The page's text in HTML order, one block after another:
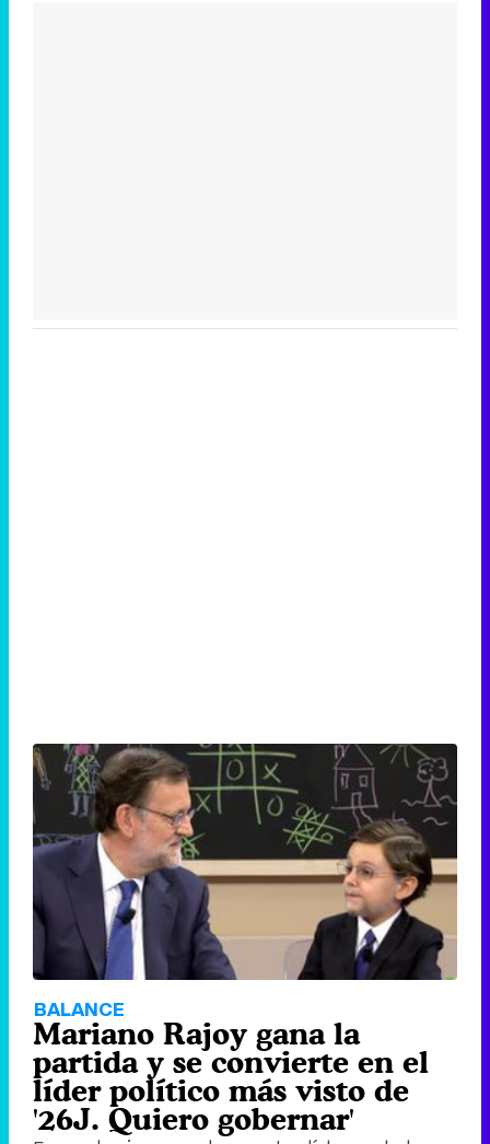
BALANCE
Mariano Rajoy gana la
partida y se convierte en el
líder político más visto de
'26J. Quiero gobernar'